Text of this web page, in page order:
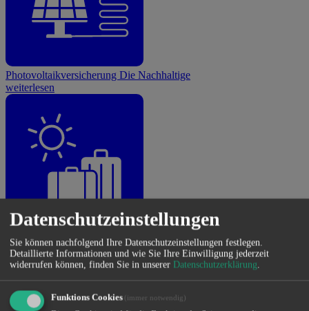
Photovoltaikversicherung Die Nachhaltige
weiterlesen
Touristische VersicherungenDie Reisebegleiter
weiterlesen
Vorsorge
Datenschutzeinstellungen
Sie können nachfolgend Ihre Datenschutzeinstellungen festlegen.
Detaillierte Informationen und wie Sie Ihre Einwilligung jederzeit
widerrufen können, finden Sie in unserer Datenschutzerklärung.
Funktions Cookies (immer notwendig)